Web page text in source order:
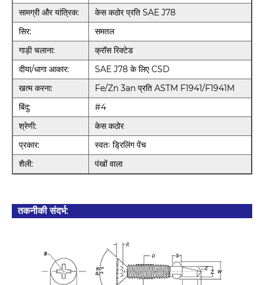
सामग्री और यांत्रिक:
केस कठोर प्रति SAE J78
सिर:
समतल
गाड़ी चलाना:
क्रॉस रिक्टेड
दीया/धागा आकार:
SAE J78 के लिए CSD
खत्म करना:
Fe/Zn 3an प्रति ASTM F1941/F1941M
बिंदु:
#4
श्रेणी:
केस कठोर
प्रकार:
स्वतः ड्रिलिंग पेंच
शैली:
पंखों वाला
तकनीकी संदर्भ: